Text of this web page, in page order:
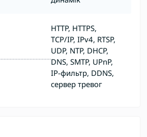
HTTP, HTTPS,
TCP/IP, IPv4, RTSP,
UDP, NTP, DHCP,
DNS, SMTP, UPnP,
IP-фильтр, DDNS,
сервер тревог